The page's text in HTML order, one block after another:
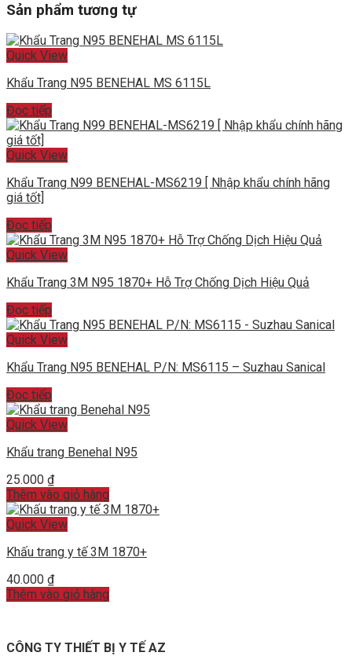
Sản phẩm tương tự
Quick View
Khẩu Trang N95 BENEHAL MS 6115L
Đọc tiếp
Quick View
Khẩu Trang N99 BENEHAL-MS6219 [ Nhập khẩu chính hãng
giá tốt]
Đọc tiếp
Quick View
Khẩu Trang 3M N95 1870+ Hỗ Trợ Chống Dịch Hiệu Quả
Đọc tiếp
Quick View
Khẩu Trang N95 BENEHAL P/N: MS6115 – Suzhau Sanical
Đọc tiếp
Quick View
Khẩu trang Benehal N95
25.000 ₫
Thêm vào giỏ hàng
Quick View
Khấu trang y tế 3M 1870+
40.000 ₫
Thêm vào giỏ hàng
CÔNG TY THIẾT BỊ Y TẾ AZ